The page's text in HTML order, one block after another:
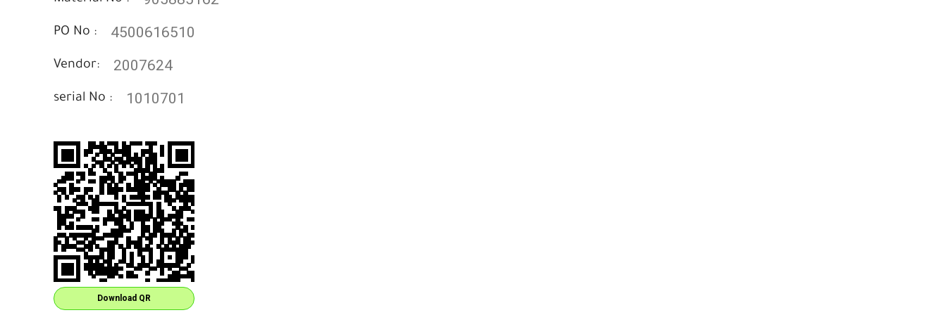
Download QR
PO No : 4500616510
Vendor: 2007624
serial No : 1010701